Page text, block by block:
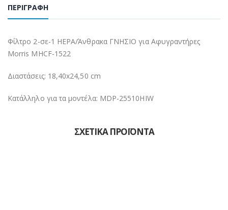
ΠΕΡΙΓΡΑΦΉ
Φίλτρο 2-σε-1 HEPA/Άνθρακα ΓΝΗΣΙΟ για Αφυγραντήρες
Morris MHCF-1522
Διαστάσεις: 18,40x24,50 cm
Κατάλληλο για τα μοντέλα: MDP-25510HIW
ΣΧΕΤΙΚΆ ΠΡΟΪΌΝΤΑ